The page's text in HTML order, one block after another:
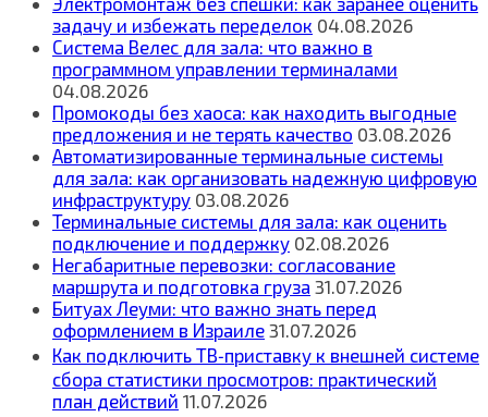
задачу и избежать переделок 04.08.2026
Система Велес для зала: что важно в
программном управлении терминалами
04.08.2026
Промокоды без хаоса: как находить выгодные
предложения и не терять качество 03.08.2026
Автоматизированные терминальные системы
для зала: как организовать надежную цифровую
инфраструктуру 03.08.2026
Терминальные системы для зала: как оценить
подключение и поддержку 02.08.2026
Негабаритные перевозки: согласование
маршрута и подготовка груза 31.07.2026
Битуах Леуми: что важно знать перед
оформлением в Израиле 31.07.2026
Как подключить ТВ‑приставку к внешней системе
сбора статистики просмотров: практический
план действий 11.07.2026